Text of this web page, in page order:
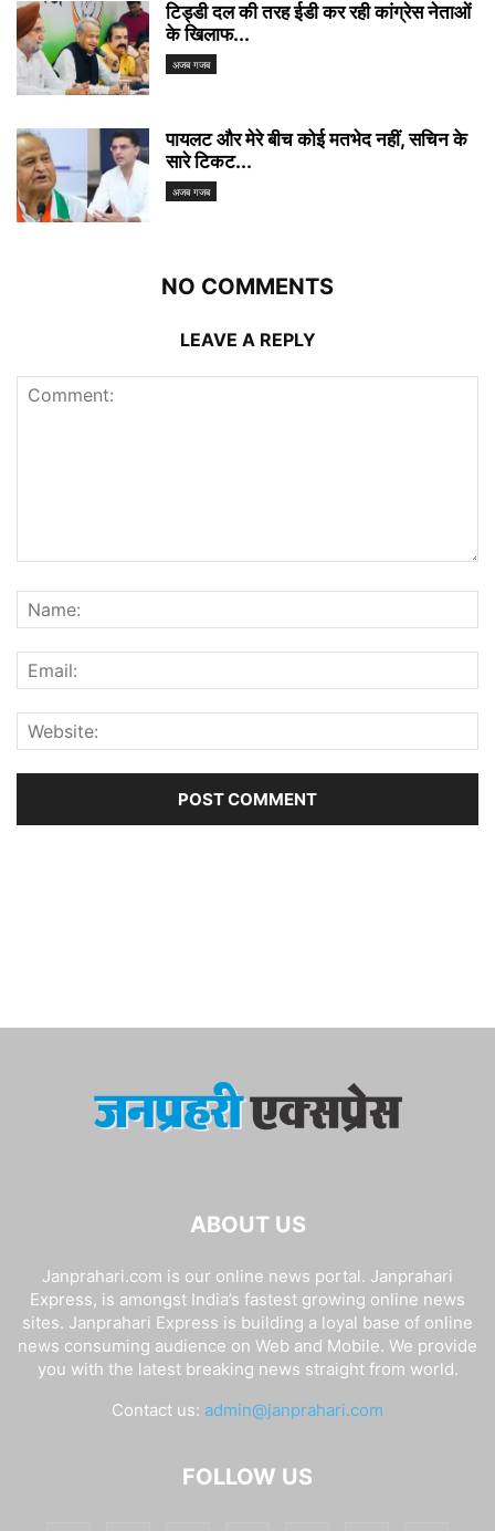
टिड्डी दल की तरह ईडी कर रही कांग्रेस नेताओं
के खिलाफ...
अजब गजब
पायलट और मेरे बीच कोई मतभेद नहीं, सचिन के
सारे टिकट...
अजब गजब
NO COMMENTS
LEAVE A REPLY
ABOUT US
Janprahari.com is our online news portal. Janprahari
Express, is amongst India’s fastest growing online news
sites. Janprahari Express is building a loyal base of online
news consuming audience on Web and Mobile. We provide
you with the latest breaking news straight from world.
Contact us: admin@janprahari.com
FOLLOW US